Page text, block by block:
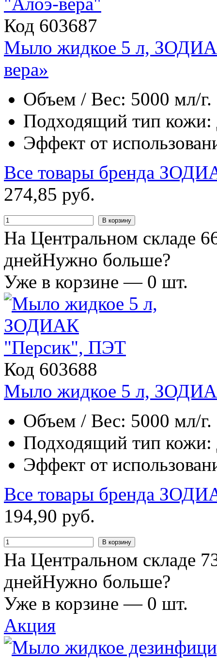
Код 603687
Мыло жидкое 5 л,
вера»
Объем / Вес: 5000 мл/г.
Подходящий тип кожи:
Эффект от
Все товары бренда
274,85 руб.
В корзину
На Центральном складе
днейНужно больше?
Уже в корзине — 0 шт.
Код 603688
Мыло жидкое 5 л,
Объем / Вес: 5000 мл/г.
Подходящий тип кожи:
Эффект от
Все товары бренда
194,90 руб.
В корзину
На Центральном складе
днейНужно больше?
Уже в корзине — 0 шт.
Акция